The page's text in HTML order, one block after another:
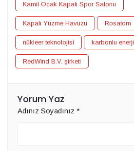
Kamil Ocak Kapalı Spor Salonu
Kapalı Yüzme Havuzu Rosatom
nükleer teknolojisi karbonlu enerji
RedWind B.V. şirketi
Yorum Yaz
Adınız Soyadınız *